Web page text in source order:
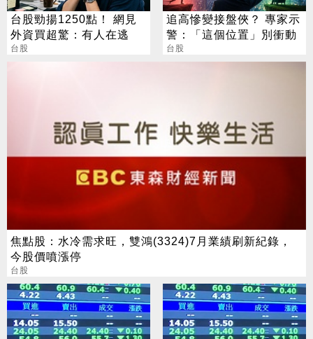
台股勁揚1250點！ 網見
外資買超驚：有人在逃
台股
追高慘變接盤俠？ 專家示
警：「這個位置」別衝動
台股
焦點股：水冷需求旺，雙鴻(3324)7月業績刷新紀錄，
今股價噴漲停
台股